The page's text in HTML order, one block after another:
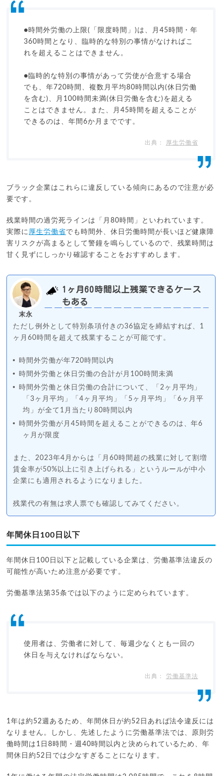
●時間外労働の上限(「限度時間」)は、月45時間・年
360時間となり、臨時的な特別の事情がなければこ
れを超えることはできません。
●臨時的な特別の事情があって労使が合意する場合
でも、年720時間、複数月平均80時間以内(休日労働
を含む)、月100時間未満(休日労働を含む)を超える
ことはできません。また、月45時間を超えることが
できるのは、年間6か月までです。
厚生労働省
ブラック企業はこれらに違反している傾向にあるので注意が必
要です。
残業時間の過労死ラインは「月80時間」といわれています。
実際に 厚生労働省でも時間外、休日労働時間が長いほど健康障
害リスクが高まるとして警鐘を鳴らしているので、残業時間は
甘く見ずにしっかり確認することをおすすめします。
末永
1ヶ月60時間以上残業できるケース
もある
ただし例外として特別条項付きの36協定を締結すれば、1
ヶ月60時間を超えて残業することが可能です。
時間外労働が年720時間以内
時間外労働と休⽇労働の合計が⽉100時間未満
時間外労働と休⽇労働の合計について、「2ヶ⽉平均」
「3ヶ⽉平均」「4ヶ⽉平均」「5ヶ⽉平均」「6ヶ⽉平
均」が全て1⽉当たり80時間以内
時間外労働が⽉45時間を超えることができるのは、年6
ヶ⽉が限度
また、2023年4月からは「月60時間超の残業に対して割増
賃金率が50%以上に引き上げられる」というルールが中小
企業にも適用されるようになりました。
残業代の有無は求人票でも確認してみてください。
年間休日100日以下
年間休日100日以下と記載している企業は、労働基準法違反の
可能性が高いため注意が必要です。
労働基準法第35条では以下のように定められています。
使用者は、労働者に対して、毎週少なくとも一回の
休日を与えなければならない。
労働基準法
1年は約52週あるため、年間休日が約52日あれば法令違反には
なりません。しかし、先述したように労働基準法では、原則労
働時間は1日8時間・週40時間以内と決められているため、年
間休日約52日では少なすぎることになります。